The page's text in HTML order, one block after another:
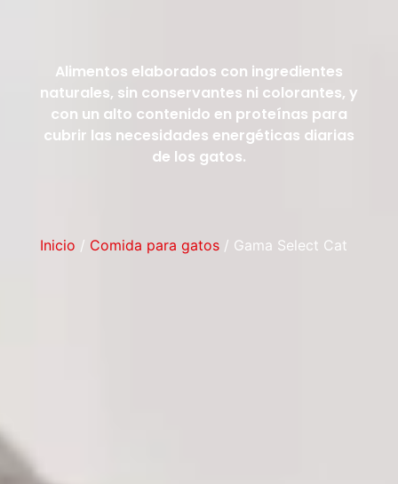
Alimentos elaborados con ingredientes
naturales, sin conservantes ni colorantes, y
con un alto contenido en proteínas para
cubrir las necesidades energéticas diarias
de los gatos.
Inicio / Comida para gatos/ Gama Select Cat